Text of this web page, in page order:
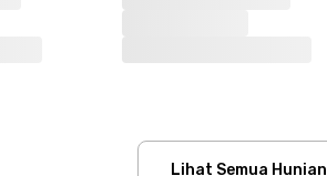
Lihat Semua Hunian